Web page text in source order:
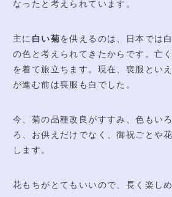
なったと考えられています。
主に 白い菊を供えるのは、日本では
の色と考えられてきたからです。亡
を着て旅立ちます。現在、喪服とい
が進む前は喪服も白でした。
今、菊の品種改良がすすみ、色もい
ろ、お供えだけでなく、御祝ごとや
します。
花もちがとてもいいので、長く楽しめ